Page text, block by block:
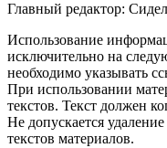
Главный редактор:
Использование
исключительно на
необходимо указывать
При использовании
текстов. Текст должен
Не допускается
текстов материалов.